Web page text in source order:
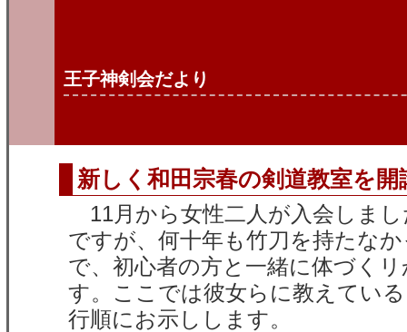
王子神剣会だより
新しく和田宗春の剣道教室を
11月から女性二人が入会しまし
ですが、何十年も竹刀を持たな
で、初心者の方と一緒に体づく
す。ここでは彼女らに教えてい
行順にお示しします。